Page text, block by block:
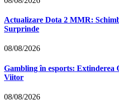
Actualizare Dota 2 MMR:
Surprinde
08/08/2026
Gambling în esports:
Viitor
08/08/2026